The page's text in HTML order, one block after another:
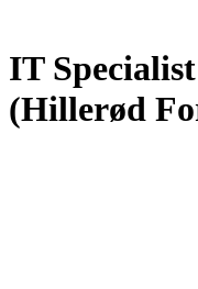
IT
(Hillerød